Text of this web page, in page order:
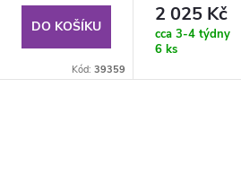
DO KOŠÍKU
Kód: 39359
2 025 Kč
cca 3-4 týdny
6 ks